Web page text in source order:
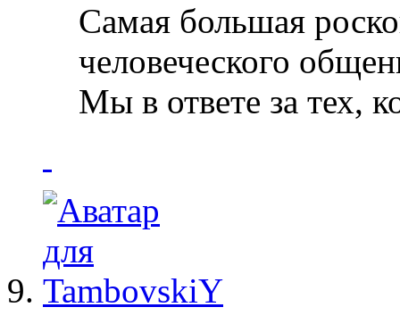
Самая большая
человеческого
Мы в ответе за тех,